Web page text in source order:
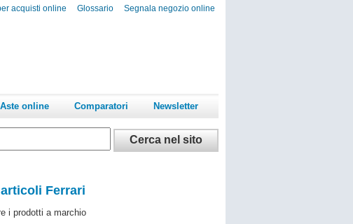
Segnala negozio online
Glossario
acquisti online
Aste online Comparatori Newsletter
Ferrari
i prodotti a marchio